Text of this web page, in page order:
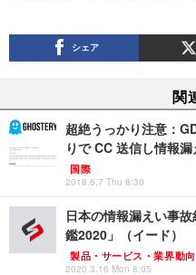
シェア
関
超絶うっかり注意：
りで CC 送信し情報
国際
2018.6.7 Thu 8:30
日本の情報漏えい事
鑑2020」（イード）
製品・サービス・業界動向
2020.3.16 Mon 8:05